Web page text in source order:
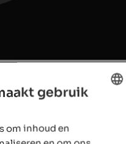
from 65 €
gebruik
om inhoud en